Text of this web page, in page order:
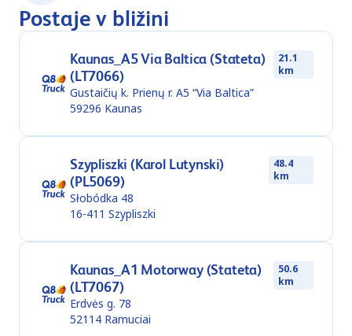
Postaje v bližini
Kaunas_A5 Via Baltica (Stateta)
(LT7066)
21.1
km
Gustaičių k. Prienų r. A5 “Via Baltica”
59296 Kaunas
Szypliszki (Karol Lutynski)
(PL5069)
48.4
km
Słobódka 48
16-411 Szypliszki
Kaunas_A1 Motorway (Stateta)
(LT7067)
50.6
km
Erdvės g. 78
52114 Ramuciai